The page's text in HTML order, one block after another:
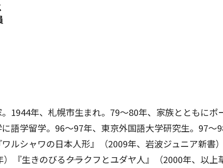
1944年、札幌市生まれ。79～80年、家族とともにポ
語学留学。96～97年、東京外国語大学研究生。97
ルシャワの日本人形』（2009年、岩波ジュニア新書
『生きのびる――クラクフとユダヤ人』（2000年、以